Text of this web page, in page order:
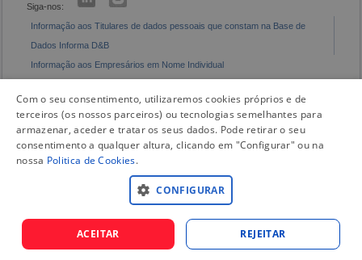
Siga-nos:
Informação aos Titulares de dados pessoais que constam na Base de
Dados Informa D&B
Informação aos Empresários em Nome Individual
Com o seu consentimento, utilizaremos cookies próprios e de
terceiros (os nossos parceiros) ou tecnologias semelhantes para
armazenar, aceder e tratar os seus dados. Pode retirar o seu
consentimento a qualquer altura, clicando em "Configurar" ou na
nossa Politica de Cookies.
CONFIGURAR
ACEITAR REJEITAR